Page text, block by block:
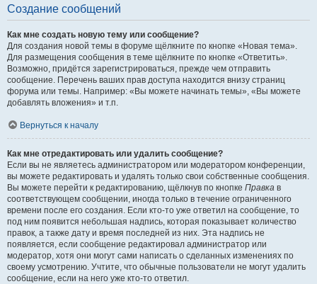
Создание сообщений
Как мне создать новую тему или сообщение?
Для создания новой темы в форуме щёлкните по кнопке «Новая тема».
Для размещения сообщения в теме щёлкните по кнопке «Ответить».
Возможно, придётся зарегистрироваться, прежде чем отправить
сообщение. Перечень ваших прав доступа находится внизу страниц
форума или темы. Например: «Вы можете начинать темы», «Вы можете
добавлять вложения» и т.п.
Вернуться к началу
Как мне отредактировать или удалить сообщение?
Если вы не являетесь администратором или модератором конференции,
вы можете редактировать и удалять только свои собственные сообщения.
Вы можете перейти к редактированию, щёлкнув по кнопке Правка в
соответствующем сообщении, иногда только в течение ограниченного
времени после его создания. Если кто-то уже ответил на сообщение, то
под ним появится небольшая надпись, которая показывает количество
правок, а также дату и время последней из них. Эта надпись не
появляется, если сообщение редактировал администратор или
модератор, хотя они могут сами написать о сделанных изменениях по
своему усмотрению. Учтите, что обычные пользователи не могут удалить
сообщение, если на него уже кто-то ответил.